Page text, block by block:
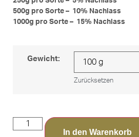
500g pro Sorte – 10% Nachlass
1000g pro Sorte – 15% Nachlass
Gewicht:
Zurücksetzen
In den Warenkorb